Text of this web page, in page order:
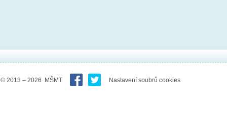
© 2013 – 2026 MŠMT Nastavení soubrů cookies